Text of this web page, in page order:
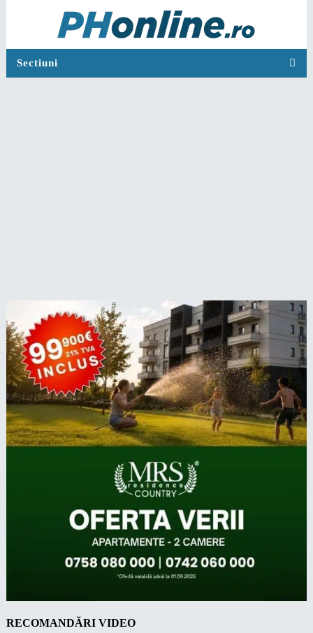
Sectiuni
RECOMANDĂRI VIDEO